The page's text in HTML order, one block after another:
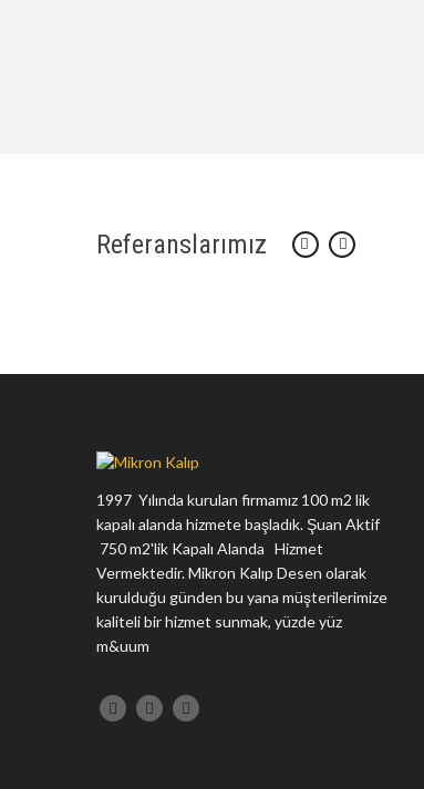
Referanslarımız
1997 Yılında kurulan firmamız 100 m2 lik
kapalı alanda hizmete başladık. Şuan Aktif
750 m2'lik Kapalı Alanda Hizmet
Vermektedir. Mikron Kalıp Desen olarak
kurulduğu günden bu yana müşterilerimize
kaliteli bir hizmet sunmak, yüzde yüz
m&uum